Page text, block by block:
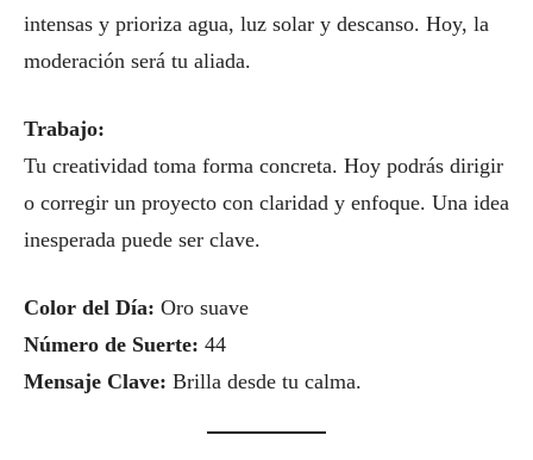
intensas y prioriza agua, luz solar y descanso. Hoy, la
moderación será tu aliada.
Trabajo:
Tu creatividad toma forma concreta. Hoy podrás dirigir
o corregir un proyecto con claridad y enfoque. Una idea
inesperada puede ser clave.
Color del Día: Oro suave
Número de Suerte: 44
Mensaje Clave: Brilla desde tu calma.